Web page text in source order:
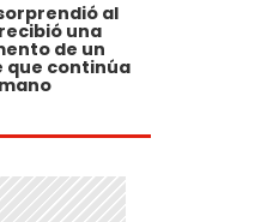
al
una
de un
continúa